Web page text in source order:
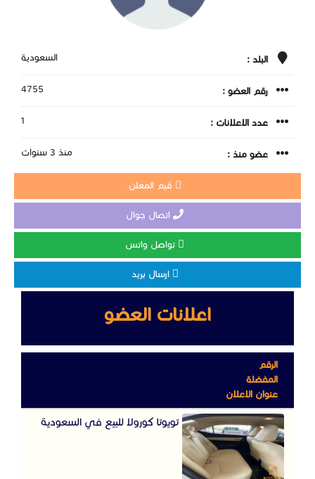
البلد : السعودية
رقم العضو : 4755
عدد الاعلانات : 1
عضو منذ : منذ 3 سنوات
قيم المعلن
اتصال جوال
تواصل واتس
ارسال بريد
اعلانات العضو
الرقم
المفضلة
عنوان الاعلان
تويوتا كورولا للبيع في السعودية